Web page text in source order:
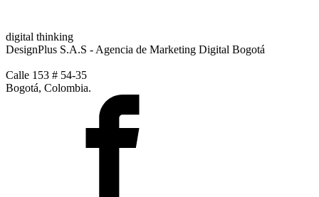
digital thinking
DesignPlus S.A.S - Agencia de Marketing Digital Bogotá
Calle 153 # 54-35
Bogotá, Colombia.